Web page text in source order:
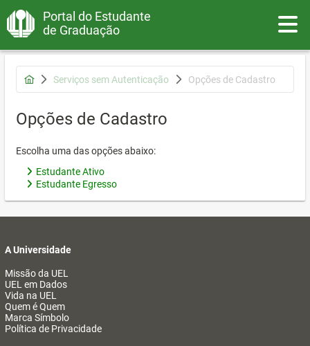
Portal do Estudante
de Graduação
Serviços sem Autenticação Opções de Cadastro
Opções de Cadastro
Escolha uma das opções abaixo:
Estudante Ativo
Estudante Egresso
A Universidade
Missão da UEL
UEL em Dados
Vida na UEL
Quem é Quem
Marca Símbolo
Política de Privacidade